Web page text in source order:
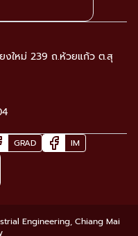
งใหม่ 239 ถ.ห้วยแก้ว ต.สุ
GRAD IM
Engineering, Chiang Mai